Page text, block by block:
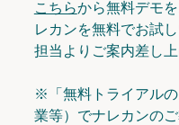
こちらから無料デモ
レカンを無料でお試
担当よりご案内差し上
※「無料トライアル
業等）でナレカンの